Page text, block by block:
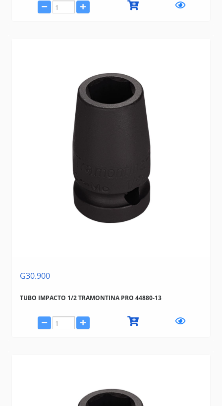
G30.900
TUBO IMPACTO 1/2 TRAMONTINA PRO 44880-13